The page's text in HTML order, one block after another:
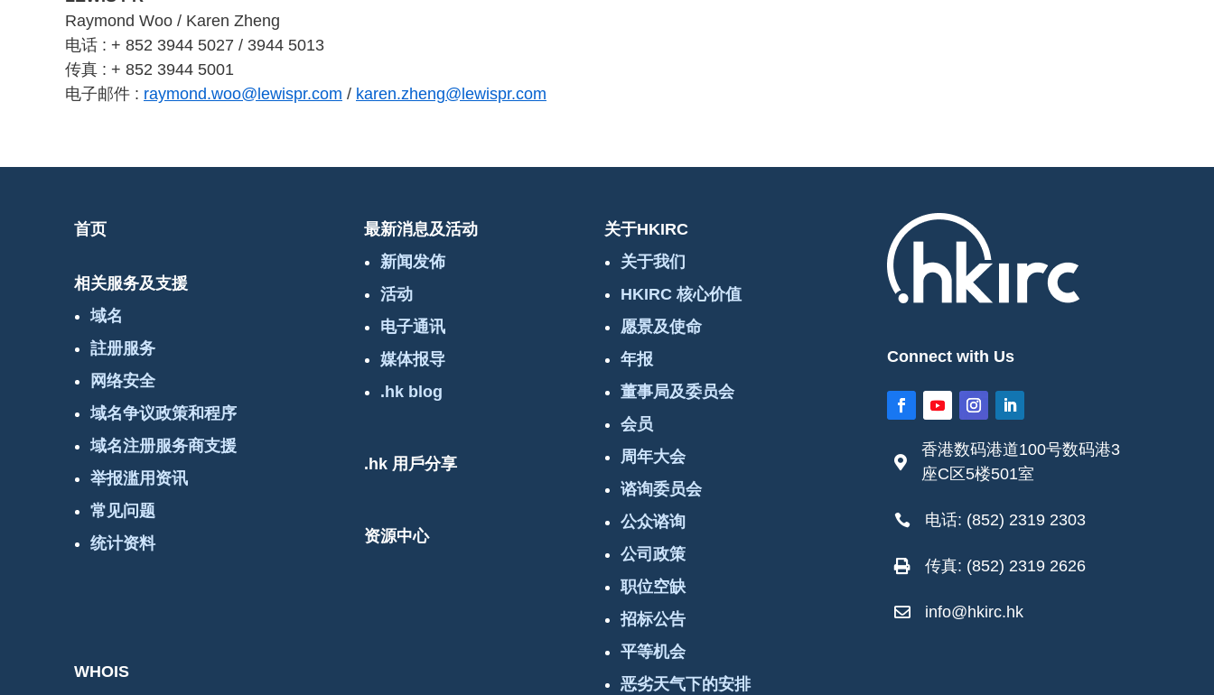
Raymond Woo / Karen Zheng
电话 : + 852 3944 5027 / 3944 5013
传真 : + 852 3944 5001
电子邮件 : raymond.woo@lewispr.com / karen.zheng@lewispr.com
首页
相关服务及支援
域名
註册服务
网络安全
域名争议政策和程序
域名注册服务商支援
举报滥用资讯
常见问题
统计资料
WHOIS
最新消息及活动
新闻发佈
活动
电子通讯
媒体报导
.hk blog
.hk 用戶分享
资源中心
关于HKIRC
关于我们
HKIRC 核心价值
愿景及使命
年报
董事局及委员会
会员
周年大会
谘询委员会
公众谘询
公司政策
职位空缺
招标公告
平等机会
恶劣天气下的安排
Connect with Us

香港数码港道100号数码港3
座C区5楼501室
 电话: (852) 2319 2303
 传真: (852) 2319 2626
 info@hkirc.hk